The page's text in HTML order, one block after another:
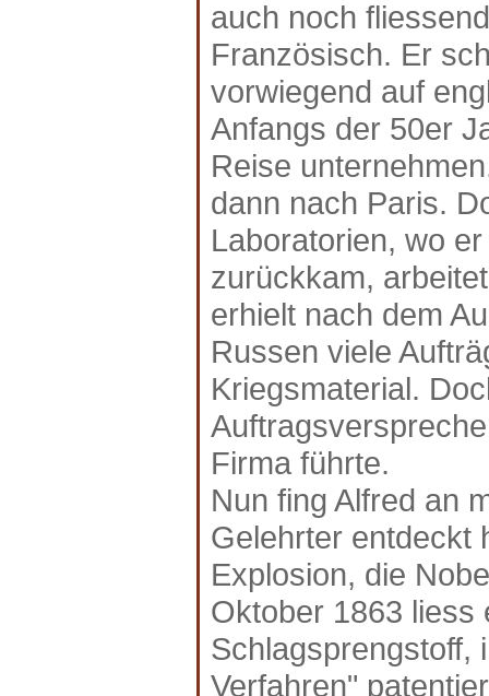
auch noch
Französisch. Er
vorwiegend auf
Anfangs der 50er
Reise
dann nach Paris.
Laboratorien, wo
zurückkam,
erhielt nach dem
Russen viele
Kriegsmaterial.
Firma führte.
Nun fing Alfred an
Gelehrter entdeckt
Explosion, die
Oktober 1863 liess
Schlagsprengstoff,
Verfahren"